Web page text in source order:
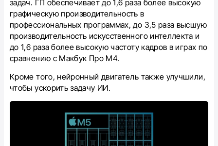
задач. ГП обеспечивает до 1,6 раза более высокую
графическую производительность в
профессиональных программах, до 3,5 раза высшую
производительность искусственного интеллекта и
до 1,6 раза более высокую частоту кадров в играх по
сравнению с Макбук Про M4.
Кроме того, нейронный двигатель также улучшили,
чтобы ускорить задачу ИИ.